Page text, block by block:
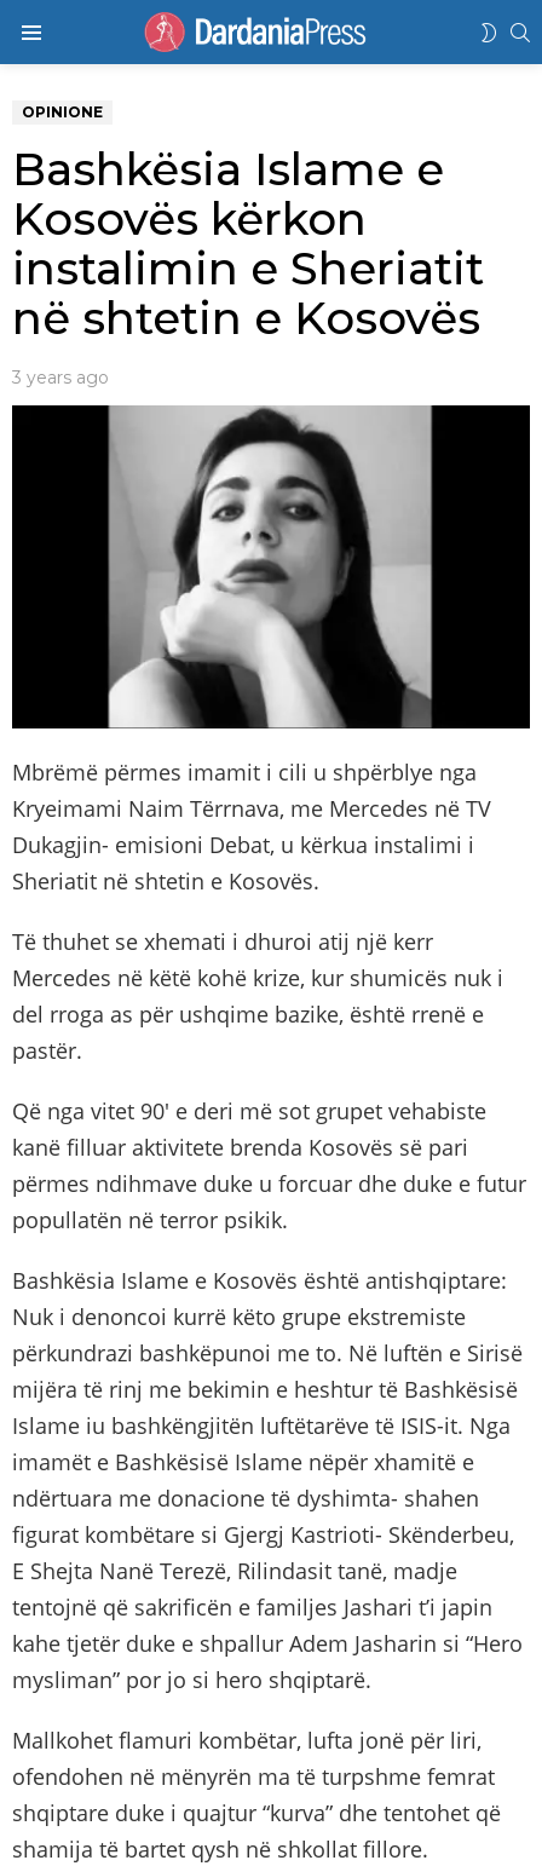
OPINIONE
Bashkësia Islame e
Kosovës kërkon
instalimin e Sheriatit
në shtetin e Kosovës
3 years ago
Mbrëmë përmes imamit i cili u shpërblye nga
Kryeimami Naim Tërrnava, me Mercedes në TV
Dukagjin- emisioni Debat, u kërkua instalimi i
Sheriatit në shtetin e Kosovës.
Të thuhet se xhemati i dhuroi atij një kerr
Mercedes në këtë kohë krize, kur shumicës nuk i
del rroga as për ushqime bazike, është rrenë e
pastër.
Që nga vitet 90′ e deri më sot grupet vehabiste
kanë filluar aktivitete brenda Kosovës së pari
përmes ndihmave duke u forcuar dhe duke e futur
popullatën në terror psikik.
Bashkësia Islame e Kosovës është antishqiptare:
Nuk i denoncoi kurrë këto grupe ekstremiste
përkundrazi bashkëpunoi me to. Në luftën e Sirisë
mijëra të rinj me bekimin e heshtur të Bashkësisë
Islame iu bashkëngjitën luftëtarëve të ISIS-it. Nga
imamët e Bashkësisë Islame nëpër xhamitë e
ndërtuara me donacione të dyshimta- shahen
figurat kombëtare si Gjergj Kastrioti- Skënderbeu,
E Shejta Nanë Terezë, Rilindasit tanë, madje
tentojnë që sakrificën e familjes Jashari t’i japin
kahe tjetër duke e shpallur Adem Jasharin si “Hero
mysliman” por jo si hero shqiptarë.
Mallkohet flamuri kombëtar, lufta jonë për liri,
ofendohen në mënyrën ma të turpshme femrat
shqiptare duke i quajtur “kurva” dhe tentohet që
shamija të bartet qysh në shkollat fillore.